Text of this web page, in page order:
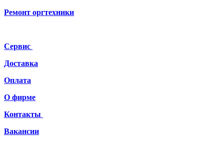
Ремонт оргтехники
Сервис
Доставка
Оплата
О фирме
Контакты
Вакансии